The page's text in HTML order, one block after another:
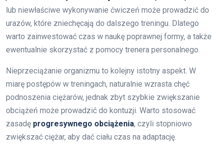
lub niewłaściwe wykonywanie ćwiczeń może prowadzić do
urazów, które zniechęcają do dalszego treningu. Dlatego
warto zainwestować czas w naukę poprawnej formy, a także
ewentualnie skorzystać z pomocy trenera personalnego.
Nieprzeciążanie organizmu to kolejny istotny aspekt. W
miarę postępów w treningach, naturalnie wzrasta chęć
podnoszenia ciężarów, jednak zbyt szybkie zwiększanie
obciążeń może prowadzić do kontuzji. Warto stosować
zasadę progresywnego obciążenia, czyli stopniowo
zwiększać ciężar, aby dać ciału czas na adaptację.